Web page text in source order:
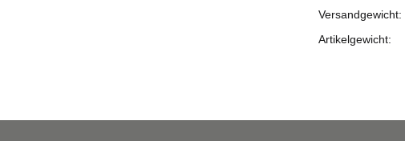
Versandgewicht:
Artikelgewicht: